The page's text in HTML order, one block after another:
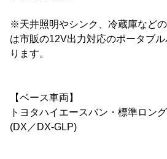
※天井照明やシンク、冷蔵庫など
は市販の12V出力対応のポータブ
ります。
【ベース車両】
トヨタハイエースバン・標準ロン
(DX／DX-GLP)